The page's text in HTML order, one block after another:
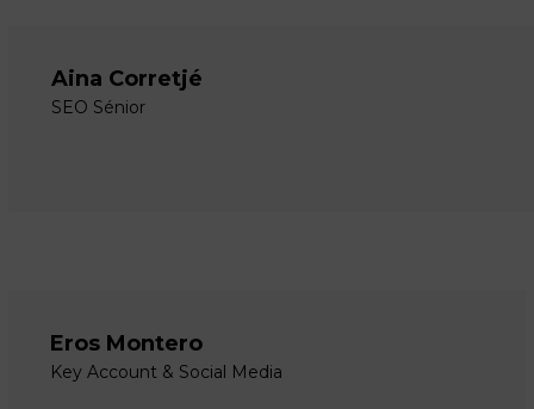
Aina Corretjé
SEO Sénior
Eros Montero
Key Account & Social Media